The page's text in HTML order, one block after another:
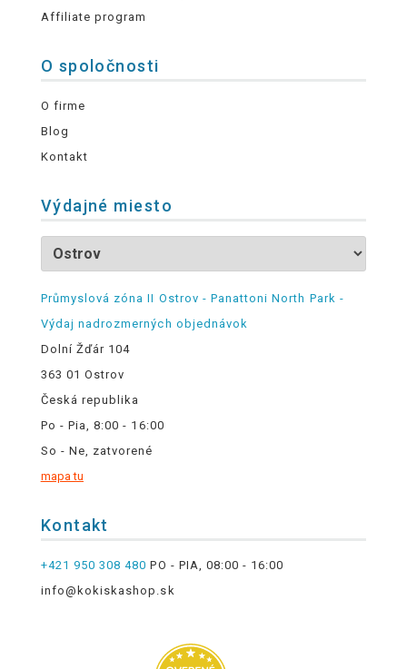
Affiliate program
O spoločnosti
O firme
Blog
Kontakt
Výdajné miesto
Průmyslová zóna II Ostrov - Panattoni North Park -
Výdaj nadrozmerných objednávok
Dolní Žďár 104
363 01 Ostrov
Česká republika
Po - Pia, 8:00 - 16:00
So - Ne, zatvorené
mapa tu
Kontakt
+421 950 308 480 PO - PIA, 08:00 - 16:00
info@kokiskashop.sk